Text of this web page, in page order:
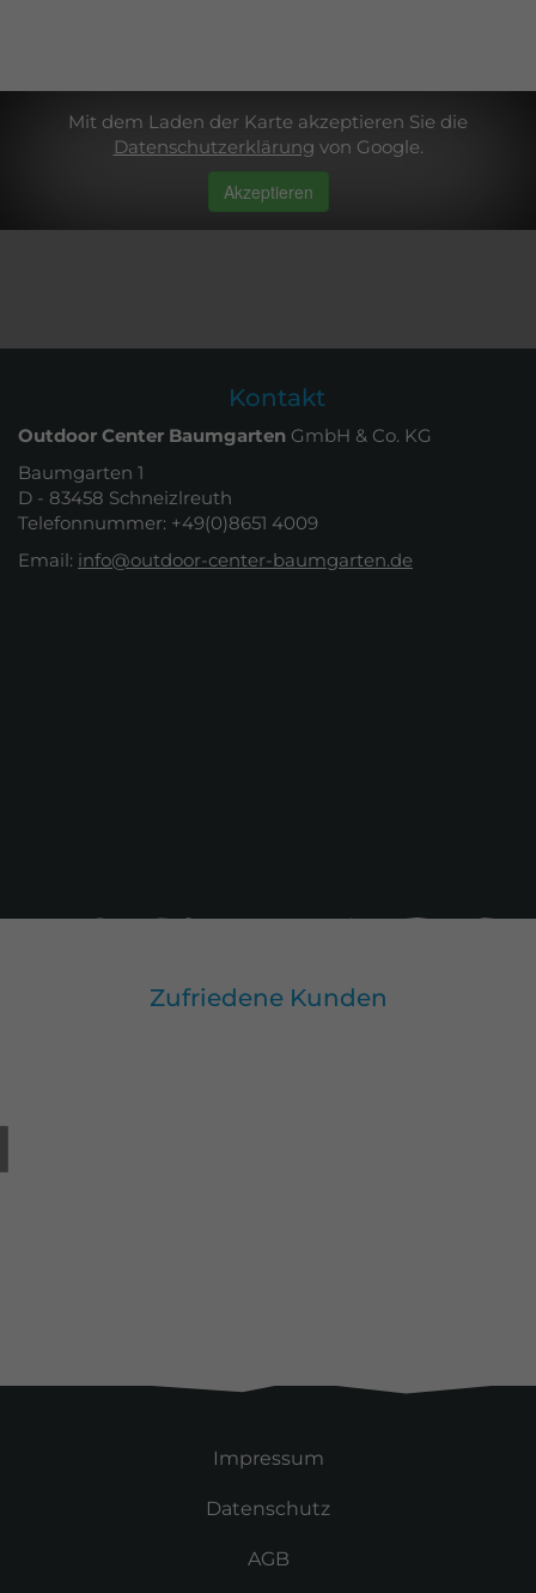
Mit dem Laden der Karte akzeptieren Sie die
Datenschutzerklärung von Google.
Akzeptieren
Kontakt
Outdoor Center Baumgarten GmbH & Co. KG
Baumgarten 1
D - 83458 Schneizlreuth
Telefonnummer: +49(0)8651 4009
Email: info@outdoor-center-baumgarten.de
Zufriedene Kunden
Impressum
Datenschutz
AGB